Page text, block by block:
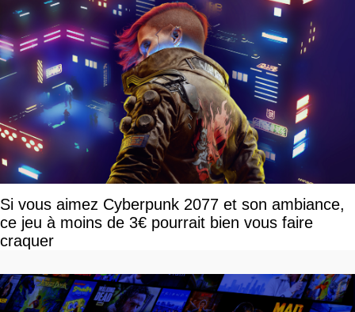
Si vous aimez Cyberpunk 2077 et son ambiance,
ce jeu à moins de 3€ pourrait bien vous faire
craquer